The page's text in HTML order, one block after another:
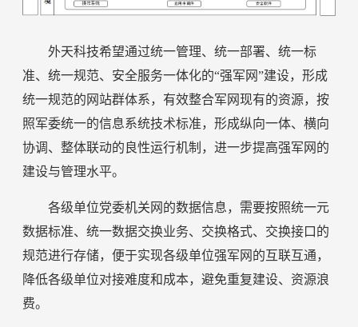
外天科技希望通过统一管理、统一部署、统一标
准、统一规范、安全服务一体化的“强军网”建设，形成
统一规范的网站群体系，有效整合军网现有的资源，按
照军委统一的信息系统技术标准，形成纵向一体、横向
协调、整体联动的良性运行机制，进一步提高强军网的
建设与管理水平。
各级单位党委机关网的数据信息，需要按照统一元
数据标准、统一数据交换业务、交换格式、交换接口的
规范进行存储，便于实现各级单位强军网的互联互通，
降低各级单位对接难度和成本，避免重复建设、资源浪
费。